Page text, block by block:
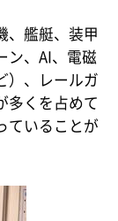
、艦艇、装甲
ン、AI、電磁
）、レールガ
多くを占めて
ていることが